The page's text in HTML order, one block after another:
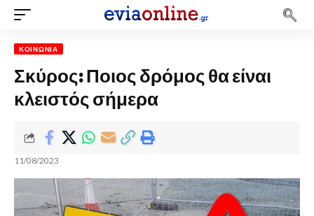
ΚΟΙΝΩΝΊΑ
Σκύρος: Ποιος δρόμος θα είναι
κλειστός σήμερα
11/08/2023